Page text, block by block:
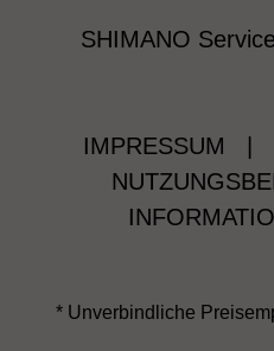
SHIMANO
IMPRESSUM
* Unverbindliche